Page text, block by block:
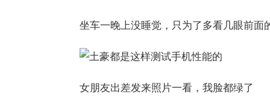
坐车一晚上没睡觉，只为了多看几眼前面
女朋友出差发来照片一看，我脸都绿了